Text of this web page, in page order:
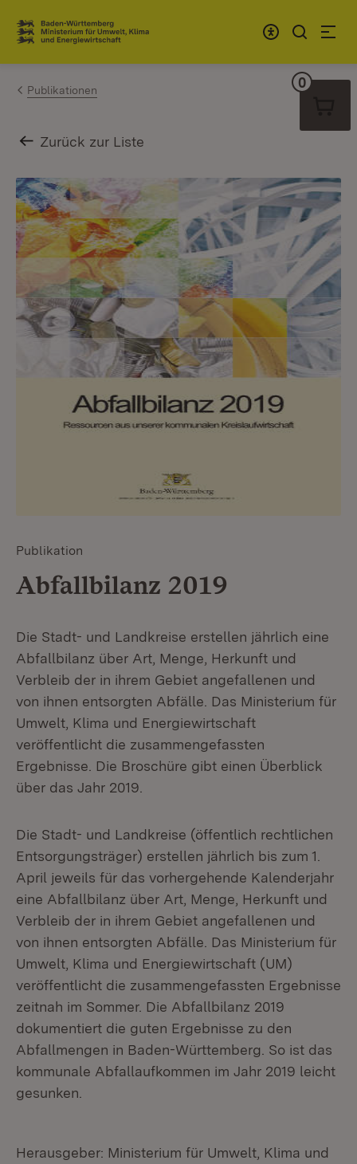
Zum Inhalt springen
Link zur Startseite
Publikationen
Zurück zur Liste
Publikation
Abfallbilanz 2019
Die Stadt- und Landkreise erstellen jährlich eine
Abfallbilanz über Art, Menge, Herkunft und
Verbleib der in ihrem Gebiet angefallenen und
von ihnen entsorgten Abfälle. Das Ministerium für
Umwelt, Klima und Energiewirtschaft
veröffentlicht die zusammengefassten
Ergebnisse. Die Broschüre gibt einen Überblick
über das Jahr 2019.
Die Stadt- und Landkreise (öffentlich rechtlichen
Entsorgungsträger) erstellen jährlich bis zum 1.
April jeweils für das vorhergehende Kalenderjahr
eine Abfallbilanz über Art, Menge, Herkunft und
Verbleib der in ihrem Gebiet angefallenen und
von ihnen entsorgten Abfälle. Das Ministerium für
Umwelt, Klima und Energiewirtschaft (UM)
veröffentlicht die zusammengefassten Ergebnisse
zeitnah im Sommer. Die Abfallbilanz 2019
dokumentiert die guten Ergebnisse zu den
Abfallmengen in Baden-Württemberg. So ist das
kommunale Abfallaufkommen im Jahr 2019 leicht
gesunken.
Herausgeber: Ministerium für Umwelt, Klima und
0